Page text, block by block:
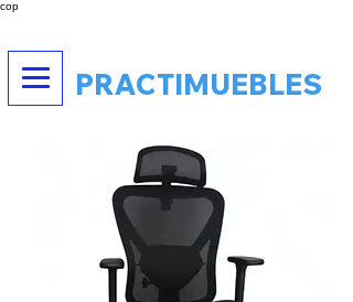
cop
PRACTIMUEBLES